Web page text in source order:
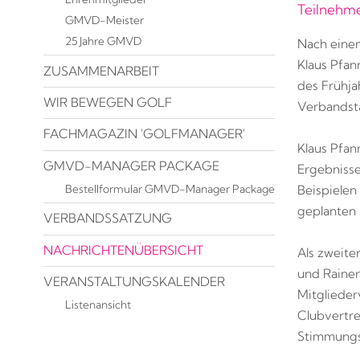
Nach
Klaus
des
Klaus
geplanten
Als
und
GMVD-Meister
25 Jahre GMVD
ZUSAMMENARBEIT
WIR BEWEGEN GOLF
FACHMAGAZIN 'GOLFMANAGER'
GMVD-MANAGER PACKAGE
Bestellformular GMVD-Manager Package
VERBANDSSATZUNG
NACHRICHTENÜBERSICHT
VERANSTALTUNGSKALENDER
Listenansicht